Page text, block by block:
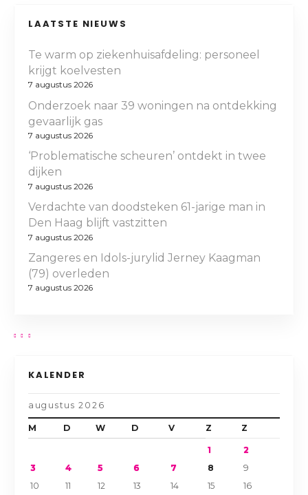
LAATSTE NIEUWS
Te warm op ziekenhuisafdeling: personeel
krijgt koelvesten
7 augustus 2026
Onderzoek naar 39 woningen na ontdekking
gevaarlijk gas
7 augustus 2026
‘Problematische scheuren’ ontdekt in twee
dijken
7 augustus 2026
Verdachte van doodsteken 61-jarige man in
Den Haag blijft vastzitten
7 augustus 2026
Zangeres en Idols-jurylid Jerney Kaagman
(79) overleden
7 augustus 2026
KALENDER
augustus 2026
M D W D V Z Z
1
2
3
4 5 6 7 8
9
10
11 12 13 14 15
16